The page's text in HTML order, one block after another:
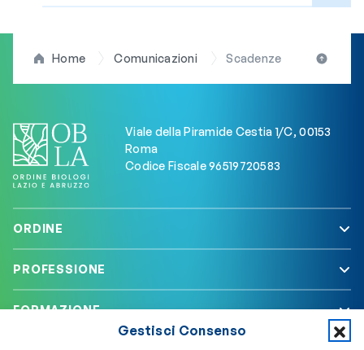
Gestisci Consenso
Home Comunicazioni Scadenze
Viale della Piramide Cestia 1/C, 00153
Roma
Codice Fiscale 96519720583
ORDINE
PROFESSIONE
FORMAZIONE